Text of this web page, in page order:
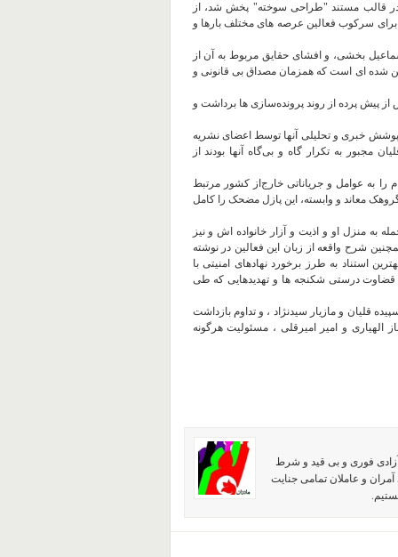
در قالب مستند "طراحی سوخته" پخش شد، از
سرکوب فعالین عرصه های مختلف بارها و
بخشی، و افشای حقایق مربوط به آن از
شده ای است که همزمان مصداق بی قانونی و
از پیش پرده از روند پرونده‌سازی ها برداشت و
پوشش خبری و تحلیلی آنها توسط اعضای نشریه
مجبور به تکرار گاه و بی‌گاه آنها بودند از
به عوامل و جریاناتی خارج‌از کشور مرتبط
معاند و وابسته، این پازل مضحک را کامل
به منزل او و اذیت و آزار خانواده اش و نیز
شرح واقعه از زبان این فعالین در نوشته
استناد به طرز برخورد نهادهای امنیتی با
درستی شکنجه ها و تهدیدهایی که طی
قلیان و مازیار سیدنژاد ، و تداوم بازداشت
و امیر امیرقلی ، مسئولیت هرگونه
آزادی فوری و بی قید و شرط
و عاملان تمامی جنایت